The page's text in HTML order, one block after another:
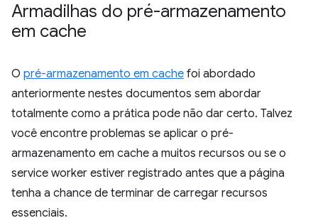
Armadilhas do pré-armazenamento
em cache
O pré-armazenamento em cache foi abordado
anteriormente nestes documentos sem abordar
totalmente como a prática pode não dar certo. Talvez
você encontre problemas se aplicar o pré-
armazenamento em cache a muitos recursos ou se o
service worker estiver registrado antes que a página
tenha a chance de terminar de carregar recursos
essenciais.